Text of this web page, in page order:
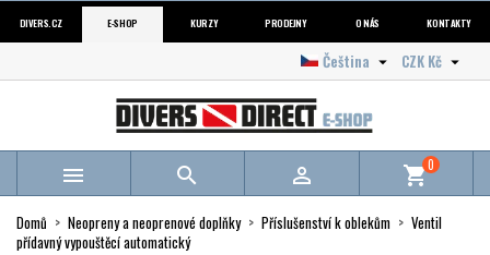
DIVERS.CZ E-SHOP KURZY PRODEJNY O NÁS KONTAKTY
CZK Kč 
Čeština 
   shopping_cart0
Domů Neopreny a neoprenové doplňky Příslušenství k oblekům
Ventil
přídavný vypouštěcí automatický